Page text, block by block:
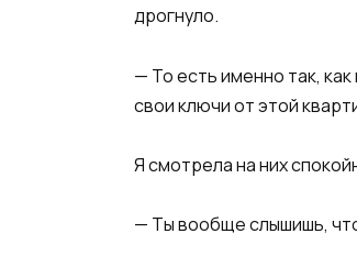
дрогнуло.
— То есть именно так,
свои ключи от этой
Я смотрела на них
— Ты вообще слышишь,